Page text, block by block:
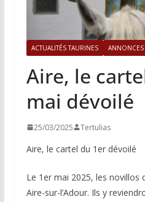
ACTUALITÉS TAURINES ANNONCES
Aire, le
mai dévoilé
25/03/2025 Tertulias
Aire, le cartel du 1er dévoilé
Le 1er mai 2025, les novillos
Aire-sur-l’Adour. Ils y